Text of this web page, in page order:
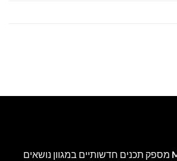
מספק תכנים חדשותיים במגוון נושאים